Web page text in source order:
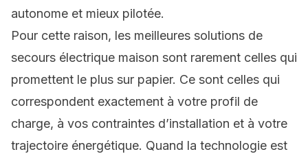
autonome et mieux pilotée.
Pour cette raison, les meilleures solutions de
secours électrique maison sont rarement celles qui
promettent le plus sur papier. Ce sont celles qui
correspondent exactement à votre profil de
charge, à vos contraintes d’installation et à votre
trajectoire énergétique. Quand la technologie est